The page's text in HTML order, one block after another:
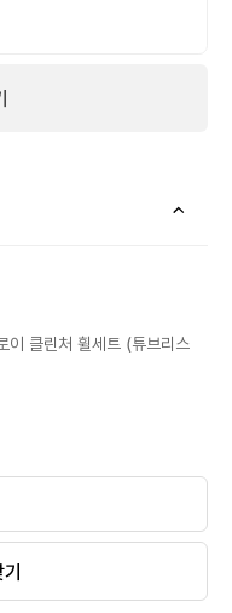
클린처 휠세트 (튜브리스